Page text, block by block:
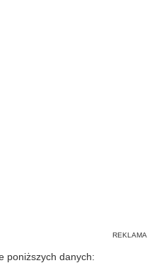
poniższych danych: